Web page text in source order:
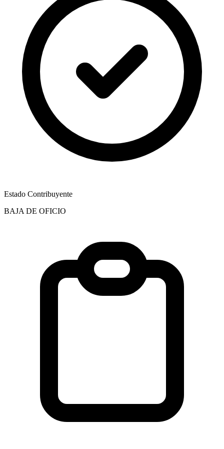
Estado Contribuyente
BAJA DE OFICIO